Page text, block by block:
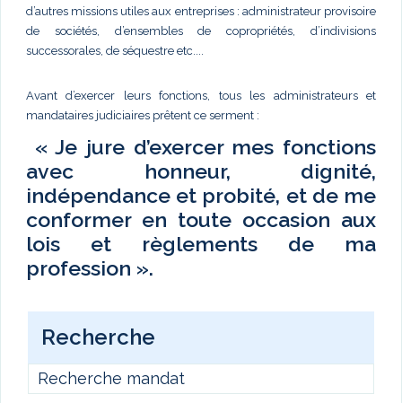
d’autres missions utiles aux entreprises : administrateur provisoire
de sociétés, d’ensembles de copropriétés, d’indivisions
successorales, de séquestre etc....
Avant d’exercer leurs fonctions, tous les administrateurs et
mandataires judiciaires prêtent ce serment :
« Je jure d’exercer mes fonctions
avec honneur, dignité,
indépendance et probité, et de me
conformer en toute occasion aux
lois et règlements de ma
profession ».
Recherche
Recherche mandat